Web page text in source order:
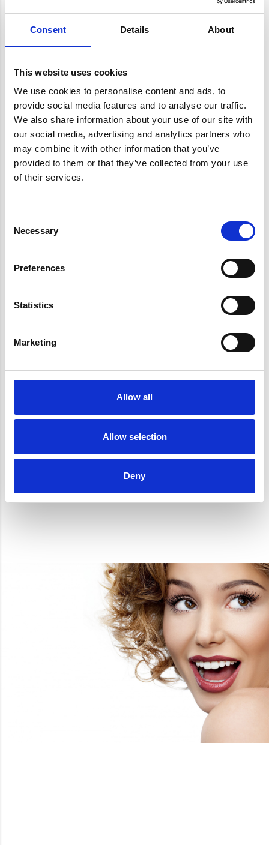
Consent Details About
This website uses cookies
We use cookies to personalise content and ads, to
provide social media features and to analyse our traffic.
We also share information about your use of our site with
our social media, advertising and analytics partners who
may combine it with other information that you’ve
provided to them or that they’ve collected from your use
of their services.
Selection
Necessary
Preferences
Statistics
Marketing
Allow all
Allow selection
Deny
● Visita specialistica dal dentista che valuta
lo stato dei denti, esamina la
documentazione radiologica e lo stato di
salute in generale.
paziente le varie possibilità che gli offre
“smile design”, descrivendo gli interventi che
verranno applicati, ad esempio il
sbiancamento dei denti, otturazioni
estetiche, impianti dentali, faccette dentali..
● L’intervento comincia con una soluzione
● Il lavoro viene concluso con la soluzione
esigenze mediche ed estetiche del paziente.